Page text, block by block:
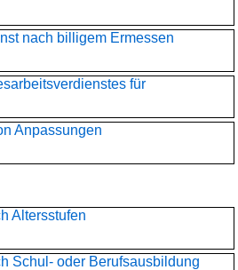
nach billigem Ermessen
für
Anpassungen
Altersstufen
Schul- oder Berufsausbildung